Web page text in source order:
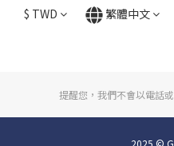
$ TWD 繁體中文
提醒您，我們不會以電話
2025 ©